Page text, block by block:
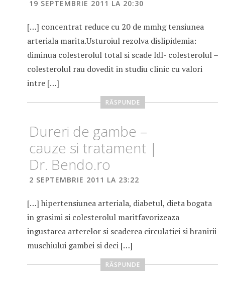
19 SEPTEMBRIE 2011 LA 20:30
[…] concentrat reduce cu 20 de mmhg tensiunea
arteriala marita.Usturoiul rezolva dislipidemia:
diminua colesterolul total si scade ldl- colesterolul –
colesterolul rau dovedit in studiu clinic cu valori
intre […]
RĂSPUNDE
Dureri de gambe –
cauze si tratament |
Dr. Bendo.ro
2 SEPTEMBRIE 2011 LA 23:22
[…] hipertensiunea arteriala, diabetul, dieta bogata
in grasimi si colesterolul maritfavorizeaza
ingustarea arterelor si scaderea circulatiei si hranirii
muschiului gambei si deci […]
RĂSPUNDE